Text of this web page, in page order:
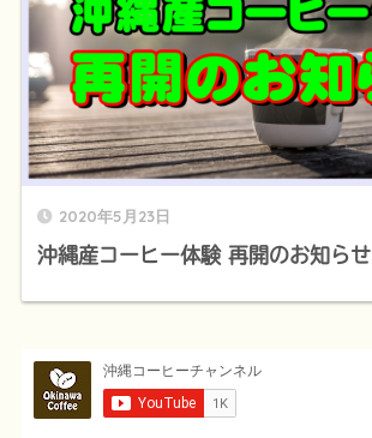
2020年5月23日
沖縄産コーヒー体験 再開のお知らせ